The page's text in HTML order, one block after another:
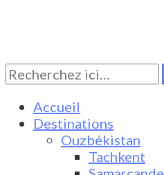
Turkestan Travel
Discover Central Asia
Rechercher:
Accueil
Destinations
Ouzbékistan
Tachkent